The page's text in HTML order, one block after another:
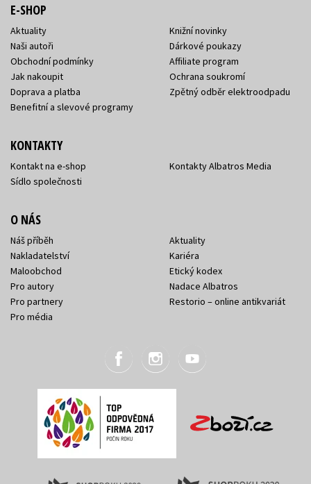
E-SHOP
Aktuality
Naši autoři
Obchodní podmínky
Jak nakoupit
Doprava a platba
Benefitní a slevové programy
Knižní novinky
Dárkové poukazy
Affiliate program
Ochrana soukromí
Zpětný odběr elektroodpadu
KONTAKTY
Kontakt na e-shop
Sídlo společnosti
Kontakty Albatros Media
O NÁS
Náš příběh
Nakladatelství
Maloobchod
Pro autory
Pro partnery
Pro média
Aktuality
Kariéra
Etický kodex
Nadace Albatros
Restorio – online antikvariát